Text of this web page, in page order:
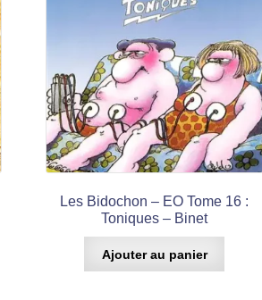
Les Bidochon – EO Tome 16 :
Toniques – Binet
Ajouter au panier